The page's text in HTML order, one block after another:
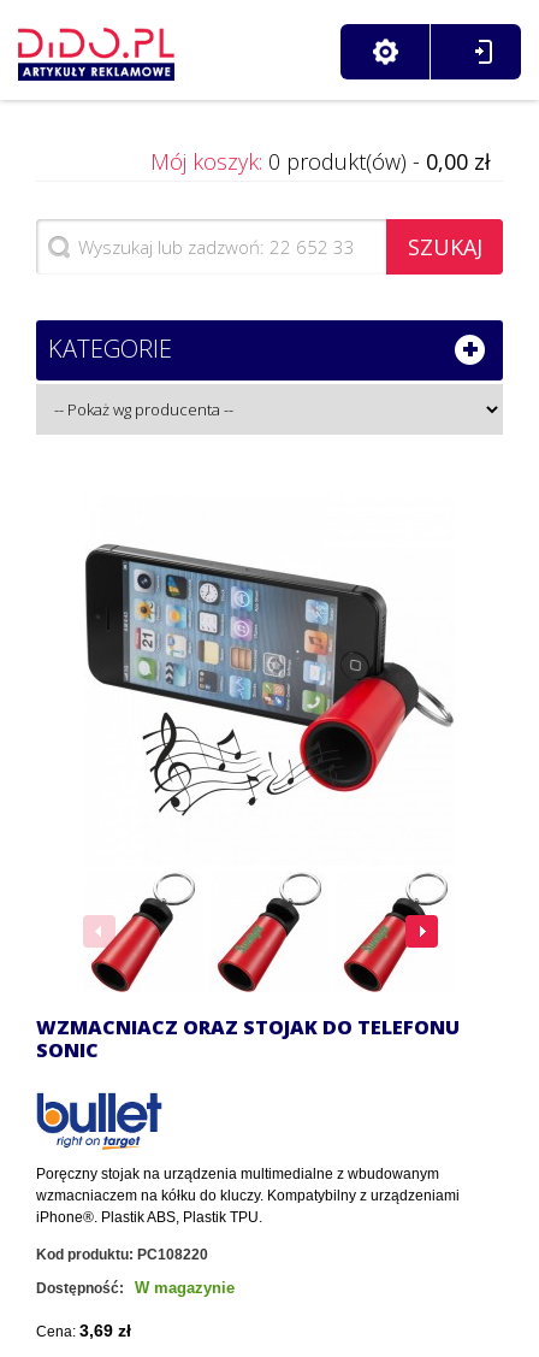
Mój koszyk: 0 produkt(ów) - 0,00 zł
SZUKAJ
KATEGORIE
WZMACNIACZ ORAZ STOJAK DO TELEFONU
SONIC
Poręczny stojak na urządzenia multimedialne z wbudowanym
wzmacniaczem na kółku do kluczy. Kompatybilny z urządzeniami
iPhone®. Plastik ABS, Plastik TPU.
Kod produktu: PC108220
Dostępność:
W magazynie
Cena: 3,69 zł